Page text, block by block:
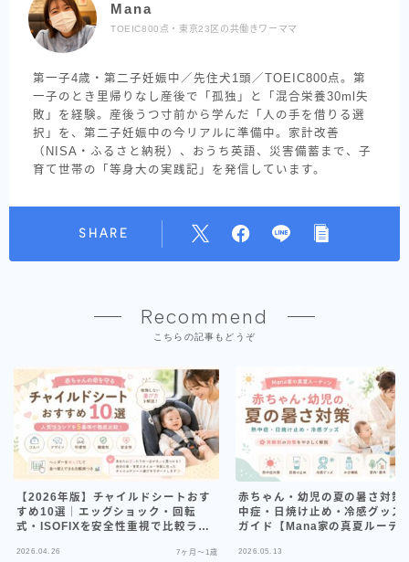
Mana
TOEIC800点・東京23区の共働きワーママ
第一子4歳・第二子妊娠中／先住犬1頭／TOEIC800点。第
一子のとき里帰りなし産後で「孤独」と「混合栄養30ml失
敗」を経験。産後うつ寸前から学んだ「人の手を借りる選
択」を、第二子妊娠中の今リアルに準備中。家計改善
（NISA・ふるさと納税）、おうち英語、災害備蓄まで、子
育て世帯の「等身大の実践記」を発信しています。
SHARE
Recommend
こちらの記事もどうぞ
【2026年版】チャイルドシートおす
すめ10選｜エッグショック・回転
式・ISOFIXを安全性重視で比較ラン
2026.04.26 7ヶ月〜1歳
赤ちゃん・幼児の夏の暑さ対策
中症・日焼け止め・冷感グッズ
ガイド【Mana家の真夏ルーテ
2026.05.13